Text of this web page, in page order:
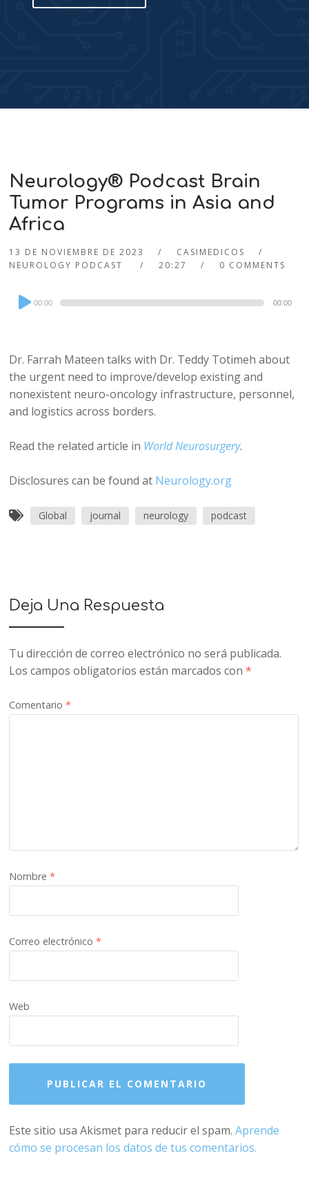
Neurology® Podcast Brain
Tumor Programs in Asia and
Africa
13 DE NOVIEMBRE DE 2023
CASIMEDICOS
NEUROLOGY PODCAST
20:27 0 COMMENTS
Audio
Player
00:00 00:00
Dr. Farrah Mateen talks with Dr. Teddy Totimeh about
the urgent need to improve/develop existing and
nonexistent neuro-oncology infrastructure, personnel,
and logistics across borders.
Read the related article in World Neurosurgery.
Disclosures can be found at Neurology.org
Global journal neurology podcast
Deja Una Respuesta
Tu dirección de correo electrónico no será publicada.
Los campos obligatorios están marcados con*
Comentario*
Nombre*
Correo electrónico*
Web
Este sitio usa Akismet para reducir el spam.Aprende
cómo se procesan los datos de tus comentarios.